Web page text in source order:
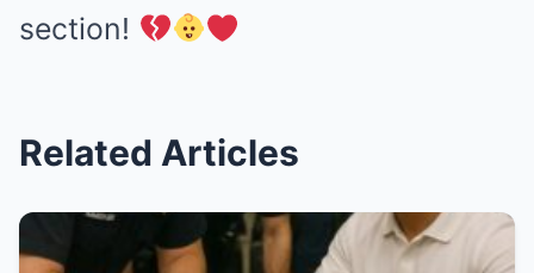
section!
Related Articles